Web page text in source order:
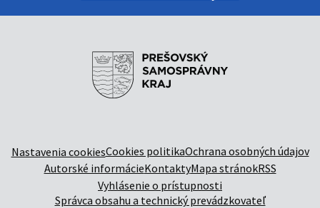
Nastavenia cookiesCookies politikaOchrana osobných údajov
Autorské informácieKontaktyMapa stránokRSS
Vyhlásenie o prístupnosti
Správca obsahu a technický prevádzkovateľ